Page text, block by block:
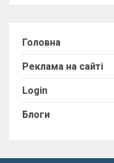
Головна
Реклама на сайті
Login
Блоги